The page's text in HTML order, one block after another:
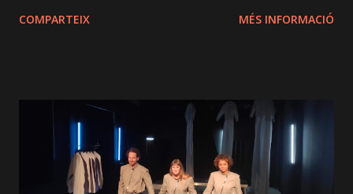
s'apropa als quaranta, agreujat pel ferotge mercat
d'una partida de Monopoli despietada i intensa, com la vida
mateixa) succeiran una sèrie de fets que els marcaran i que
els faran plantejar diverses preguntes: Podem permetre'ns
un habitatge digne? Cap a on anem com a parella? Eduard
COMPARTEIX MÉS INFORMACIÓ